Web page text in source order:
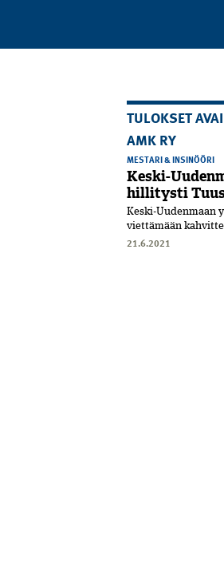
TULOKSET
AMK RY
MESTARI & INSINÖÖRI
Keski-
hillitysti
Keski-Uudenmaan
viettämään
21.6.2021